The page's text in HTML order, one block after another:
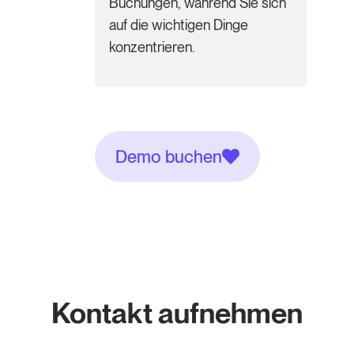
auf die wichtigen Dinge
konzentrieren.
Demo buchen
Kontakt aufnehmen